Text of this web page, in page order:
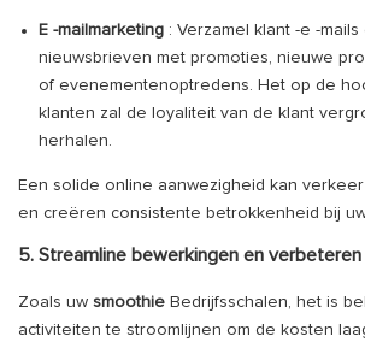
E -mailmarketing : Verzamel klant -e -
nieuwsbrieven met promoties, nieuwe
of evenementenoptredens. Het op de
klanten zal de loyaliteit van de klant
herhalen.
Een solide online aanwezigheid kan
en creëren consistente betrokkenheid bij
5. Streamline bewerkingen en
Zoals uw smoothie Bedrijfsschalen, het is
activiteiten te stroomlijnen om de kosten